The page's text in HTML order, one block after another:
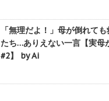
「無理だよ！」母が倒れて
たち…ありえない一言【実母
#2】 by Ai